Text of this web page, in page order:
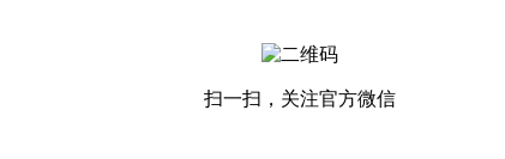
扫一扫，关注官方微信